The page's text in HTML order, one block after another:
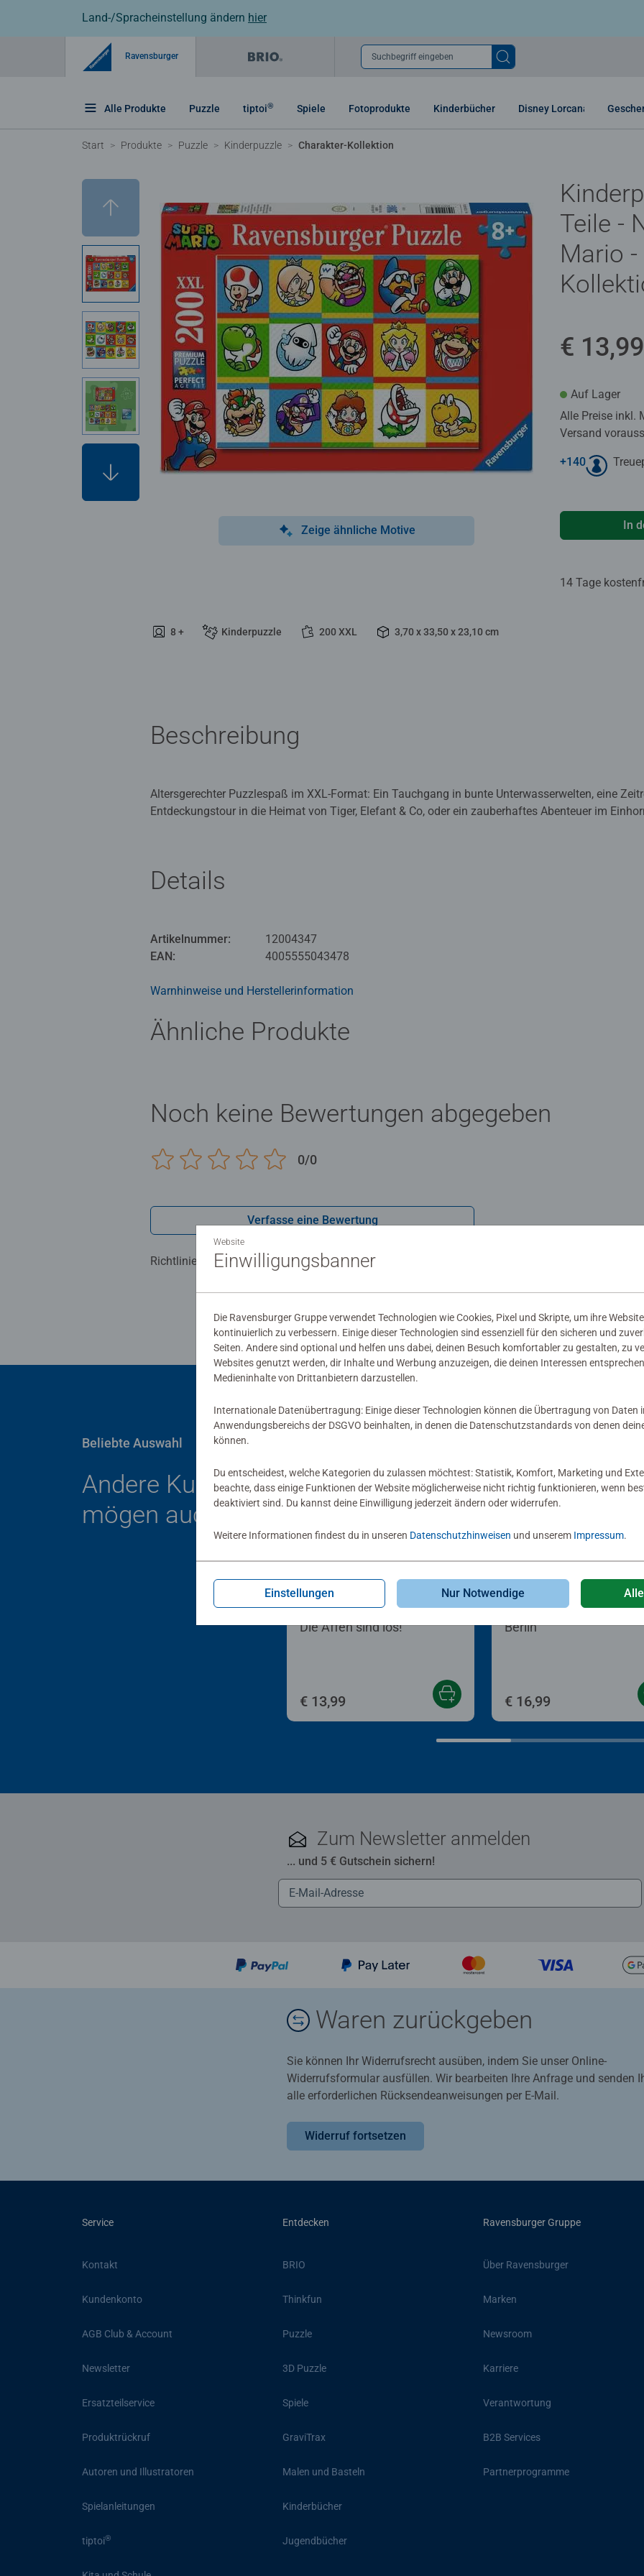
Land-/Spracheinstellung ändern hier
Ravensburger Suchbegriff eingeben
Alle Produkte Puzzle tiptoi® Spiele Fotoprodukte Kinderbücher Disney Lorcana
Start Produkte Puzzle Kinderpuzzle Charakter-Kollektion
Zeige ähnliche Motive
8 + Kinderpuzzle 200 XXL 3,70 x 33,50 x 23,10 cm
Teile -
Mario
€ 13,99
Auf Lager
Alle Preise inkl.
Versand
+140
In
14 Tage
Beschreibung
Altersgerechter Puzzlespaß im XXL-Format: Ein Tauchgang in bunte Unterwasserwelten, eine
Entdeckungstour in die Heimat von Tiger, Elefant & Co, oder ein zauberhaftes Abenteuer im
Teile suchen, anfügen und sich über das immer größer werdende Bild freuen - Puzzeln ist, wenn
als Spaß: Mit der richtigen Schwierigkeit gewählt, lassen sie Kinder jeden Alters an den
Geduld und stärken ihr Selbstvertrauen. In der großen Auswahl von Ravensburger Kinderpuzzles
Kinderpuzzles liegen uns sehr am Herzen. Deshalb wird die Unbedenklichkeit aller Materialien
Details
Artikelnummer:
12004347
EAN:
4005555043478
Warnhinweise und Herstellerinformation
Ähnliche Produkte
Noch keine Bewertungen abgegeben
0/0
Verfasse eine Bewertung
Richtlinien für Bewertungen
Beliebte Auswahl
Andere Kunden
mögen auch
Die Affen sind los!
Kinderpuzzle
€ 13,99
Berlin
Puzzle für Erwachsene
€ 16,99
Zum Newsletter anmelden
... und 5 € Gutschein sichern!
Waren zurückgeben
Sie können Ihr Widerrufsrecht ausüben, indem Sie unser Online-
Widerrufsformular ausfüllen. Wir bearbeiten Ihre Anfrage und senden
alle erforderlichen Rücksendeanweisungen per E-Mail.
Widerruf fortsetzen
Service
Kontakt
Kundenkonto
AGB Club & Account
Newsletter
Ersatzteilservice
Produktrückruf
Autoren und Illustratoren
Spielanleitungen
tiptoi®
Entdecken
BRIO
Thinkfun
Puzzle
3D Puzzle
Spiele
GraviTrax
Malen und Basteln
Kinderbücher
Jugendbücher
Ravensburger Gruppe
Über Ravensburger
Marken
Newsroom
Karriere
Verantwortung
B2B Services
Partnerprogramme
Website
Einwilligungsbanner
Die Ravensburger Gruppe verwendet Technologien wie Cookies, Pixel und Skripte, um ihre
kontinuierlich zu verbessern. Einige dieser Technologien sind essenziell für den sicheren und
Seiten. Andere sind optional und helfen uns dabei, deinen Besuch komfortabler zu gestalten, zu
Websites genutzt werden, dir Inhalte und Werbung anzuzeigen, die deinen Interessen
Medieninhalte von Drittanbietern darzustellen.
Internationale Datenübertragung: Einige dieser Technologien können die Übertragung von Daten
Anwendungsbereichs der DSGVO beinhalten, in denen die Datenschutzstandards von denen
können.
Du entscheidest, welche Kategorien du zulassen möchtest: Statistik, Komfort, Marketing und
beachte, dass einige Funktionen der Website möglicherweise nicht richtig funktionieren, wenn
deaktiviert sind. Du kannst deine Einwilligung jederzeit ändern oder widerrufen.
Weitere Informationen findest du in unseren Datenschutzhinweisen und unserem Impressum.
Einstellungen Nur Notwendige